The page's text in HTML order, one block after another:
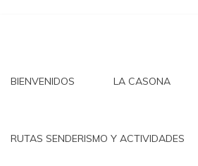
BIENVENIDOS LA CASONA
RUTAS SENDERISMO Y ACTIVIDADES